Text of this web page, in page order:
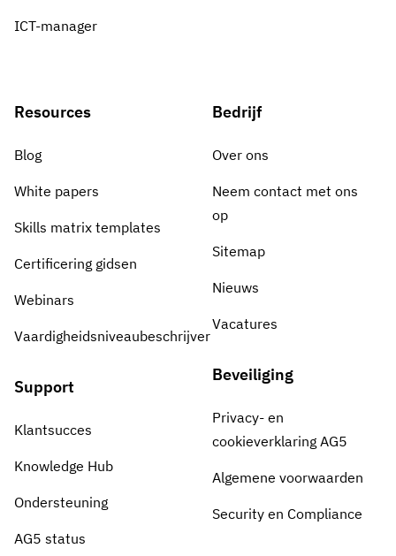
ICT-manager
Resources
Blog
White papers
Skills matrix templates
Certificering gidsen
Webinars
Vaardigheidsniveaubeschrijver
Support
Klantsucces
Knowledge Hub
Ondersteuning
AG5 status
Bedrijf
Over ons
Neem contact met ons
op
Sitemap
Nieuws
Vacatures
Beveiliging
Privacy- en
cookieverklaring AG5
Algemene voorwaarden
Security en Compliance